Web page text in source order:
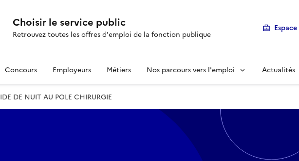
Choisir le service public
Retrouvez toutes les offres d'emploi de la fonction publique
Concours Employeurs Métiers Nos parcours vers l'emploi Actualités
IDE DE NUIT AU POLE CHIRURGIE